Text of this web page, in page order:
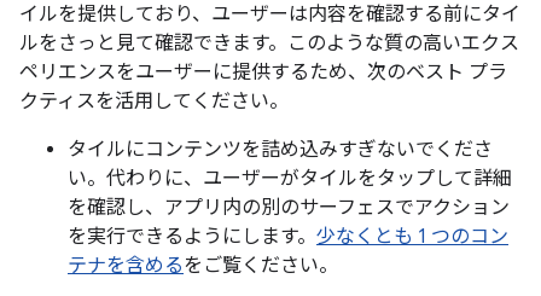
イルを提供しており、ユーザーは内容を確認する前にタイ
ルをさっと見て確認できます。このような質の高いエクス
ペリエンスをユーザーに提供するため、次のベスト プラ
クティスを活用してください。
タイルにコンテンツを詰め込みすぎないでくださ
い。代わりに、ユーザーがタイルをタップして詳細
を確認し、アプリ内の別のサーフェスでアクション
を実行できるようにします。 少なくとも 1 つのコン
テナを含めるをご覧ください。